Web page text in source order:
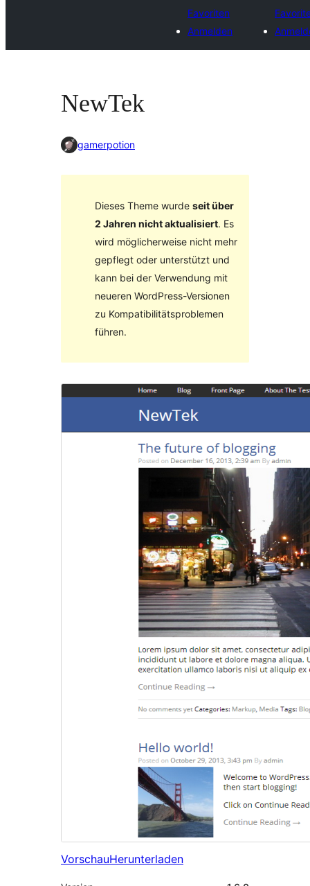
Favoriten
Anmelden
NewTek
gamerpotion
Dieses Theme wurde seit über
2 Jahren nicht aktualisiert. Es
wird möglicherweise nicht mehr
gepflegt oder unterstützt und
kann bei der Verwendung mit
neueren WordPress-Versionen
zu Kompatibilitätsproblemen
führen.
VorschauHerunterladen